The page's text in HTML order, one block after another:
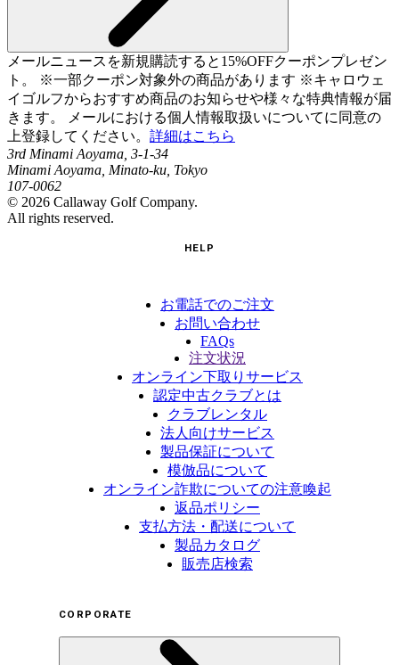
メールニュースを新規購読すると15%OFFクーポンプレゼン
ト。 ※一部クーポン対象外の商品があります ※キャロウェ
イゴルフからおすすめ商品のお知らせや様々な特典情報が届
きます。 メールにおける個人情報取扱いについてに同意の
上登録してください。 詳細はこちら
3rd Minami Aoyama, 3-1-34
Minami Aoyama, Minato-ku, Tokyo
107-0062
© 2026 Callaway Golf Company.
All rights reserved.
HELP
お電話でのご注文
お問い合わせ
FAQs
注文状況
オンライン下取りサービス
認定中古クラブとは
クラブレンタル
法人向けサービス
製品保証について
模倣品について
オンライン詐欺についての注意喚起
返品ポリシー
支払方法・配送について
製品カタログ
販売店検索
CORPORATE